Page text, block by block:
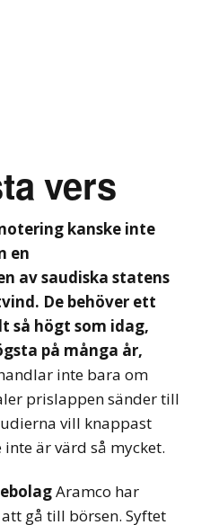
vers
kanske inte
en
av saudiska statens
De behöver ett
så högt som idag,
på många år,
inte bara om
prislappen sänder till
vill knappast
är värd så mycket.
Aramco har
gå till börsen. Syftet